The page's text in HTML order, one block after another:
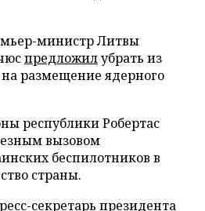
министр Литвы
предложилубрать из
размещение ядерного
республики Робертас
вызовом
беспилотников в
страны.
секретарь президента